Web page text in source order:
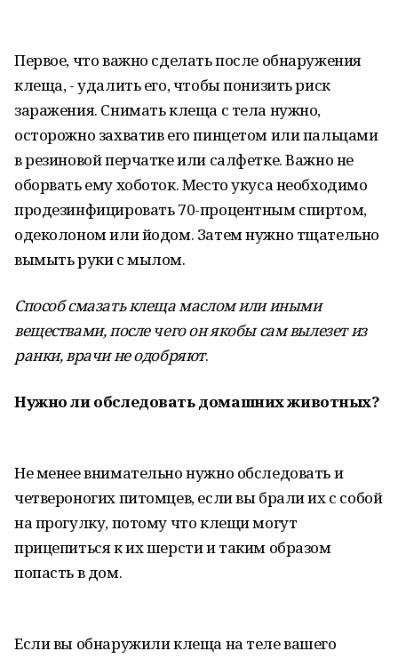
Первое, что важно сделать после обнаружения
клеща, - удалить его, чтобы понизить риск
заражения. Снимать клеща с тела нужно,
осторожно захватив его пинцетом или пальцами
в резиновой перчатке или салфетке. Важно не
оборвать ему хоботок. Место укуса необходимо
продезинфицировать 70-процентным спиртом,
одеколоном или йодом. Затем нужно тщательно
вымыть руки с мылом.
Способ смазать клеща маслом или иными
веществами, после чего он якобы сам вылезет из
ранки, врачи не одобряют.
Нужно ли обследовать домашних животных?
Не менее внимательно нужно обследовать и
четвероногих питомцев, если вы брали их с собой
на прогулку, потому что клещи могут
прицепиться к их шерсти и таким образом
попасть в дом.
Если вы обнаружили клеща на теле вашего